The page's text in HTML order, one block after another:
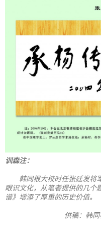
训森注：
韩同根大校时任张廷发将
眼识文化，从笔者提供的几个
谱》增添了厚重的历史价值。
供稿：韩